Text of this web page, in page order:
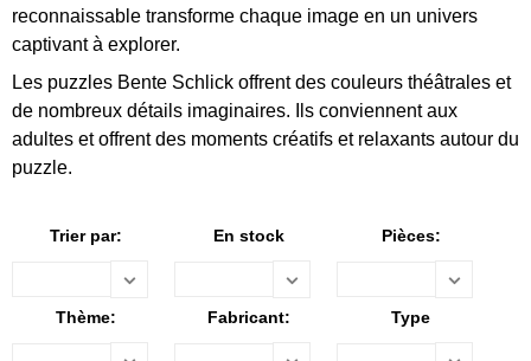
reconnaissable transforme chaque image en un univers
captivant à explorer.
Les puzzles Bente Schlick offrent des couleurs théâtrales et
de nombreux détails imaginaires. Ils conviennent aux
adultes et offrent des moments créatifs et relaxants autour du
puzzle.
Trier par: En stock Pièces:
Thème: Fabricant: Type